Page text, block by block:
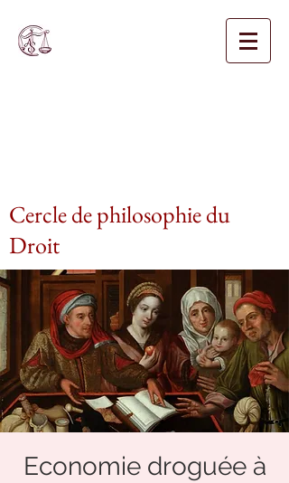
Cercle de philosophie du
Droit
Economie droguée à